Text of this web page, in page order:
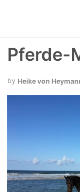
Pferde-
Heike von